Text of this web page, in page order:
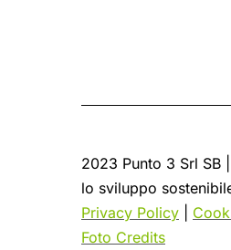
2023 Punto 3 Srl SB
lo sviluppo
Privacy Policy
Foto Credits